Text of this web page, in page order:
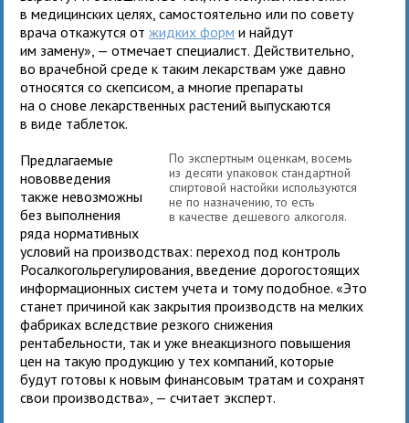
в медицинских целях, самостоятельно или по совету
врача откажутся отжидких форм и найдут
им замену», — отмечает специалист. Действительно,
во врачебной среде к таким лекарствам уже давно
относятся со скепсисом, а многие препараты
на о снове лекарственных растений выпускаются
в виде таблеток.
По экспертным оценкам, восемь
из десяти упаковок стандартной
спиртовой настойки используются
не по назначению, то есть
в качестве дешевого алкоголя.
Предлагаемые
нововведения
также невозможны
без выполнения
ряда нормативных
условий на производствах: переход под контроль
Росалкогольрегулирования, введение дорогостоящих
информационных систем учета и тому подобное. «Это
станет причиной как закрытия производств на мелких
фабриках вследствие резкого снижения
рентабельности, так и уже внеакцизного повышения
цен на такую продукцию у тех компаний, которые
будут готовы к новым финансовым тратам и сохранят
свои производства», — считает эксперт.